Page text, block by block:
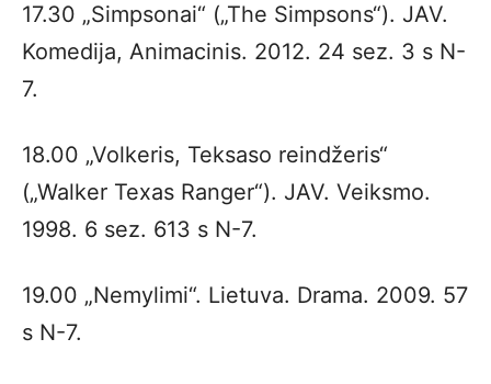
17.30 „Simpsonai“ („The Simpsons“). JAV.
Komedija, Animacinis. 2012. 24 sez. 3 s N-
7.
18.00 „Volkeris, Teksaso reindžeris“
(„Walker Texas Ranger“). JAV. Veiksmo.
1998. 6 sez. 613 s N-7.
19.00 „Nemylimi“. Lietuva. Drama. 2009. 57
s N-7.